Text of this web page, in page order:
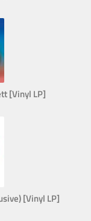
[Vinyl LP]
[Vinyl LP]